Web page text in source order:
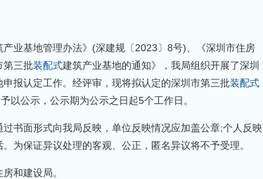
产业基地管理办法》(深建规〔2023〕8号)、《深圳市住房
第三批装配式建筑产业基地的通知》，我局组织开展了深圳
申报认定工作。经评审，现将拟认定的深圳市第三批装配式
以公示，公示期为公示之日起5个工作日。
面形式向我局反映，单位反映情况应加盖公章;个人反映
为保证异议处理的客观、公正，匿名异议将不予受理。
和建设局。